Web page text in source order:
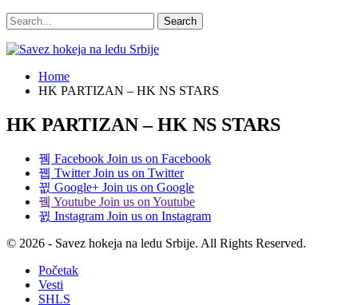
Home
HK PARTIZAN – HK NS STARS
HK PARTIZAN – HK NS STARS
Facebook Join us on Facebook
Twitter Join us on Twitter
Google+ Join us on Google
Youtube Join us on Youtube
Instagram Join us on Instagram
© 2026 - Savez hokeja na ledu Srbije. All Rights Reserved.
Početak
Vesti
SHLS